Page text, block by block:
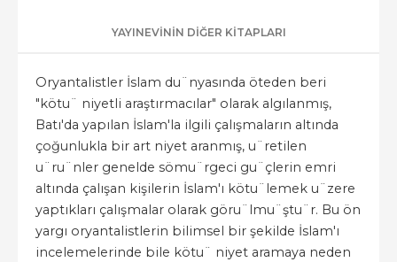
YAYINEVININ DIĞER KITAPLARI
Oryantalistler İslam du¨nyasında öteden beri
"kötu¨ niyetli araştırmacılar" olarak algılanmış,
Batı'da yapılan İslam'la ilgili çalışmaların altında
çoğunlukla bir art niyet aranmış, u¨retilen
u¨ru¨nler genelde sömu¨rgeci gu¨çlerin emri
altında çalışan kişilerin İslam'ı kötu¨lemek u¨zere
yaptıkları çalışmalar olarak göru¨lmu¨ştu¨r. Bu ön
yargı oryantalistlerin bilimsel bir şekilde İslam'ı
incelemelerinde bile kötu¨ niyet aramaya neden